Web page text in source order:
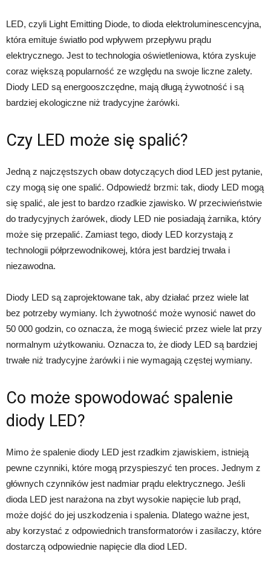
LED, czyli Light Emitting Diode, to dioda elektroluminescencyjna,
która emituje światło pod wpływem przepływu prądu
elektrycznego. Jest to technologia oświetleniowa, która zyskuje
coraz większą popularność ze względu na swoje liczne zalety.
Diody LED są energooszczędne, mają długą żywotność i są
bardziej ekologiczne niż tradycyjne żarówki.
Czy LED może się spalić?
Jedną z najczęstszych obaw dotyczących diod LED jest pytanie,
czy mogą się one spalić. Odpowiedź brzmi: tak, diody LED mogą
się spalić, ale jest to bardzo rzadkie zjawisko. W przeciwieństwie
do tradycyjnych żarówek, diody LED nie posiadają żarnika, który
może się przepalić. Zamiast tego, diody LED korzystają z
technologii półprzewodnikowej, która jest bardziej trwała i
niezawodna.
Diody LED są zaprojektowane tak, aby działać przez wiele lat
bez potrzeby wymiany. Ich żywotność może wynosić nawet do
50 000 godzin, co oznacza, że mogą świecić przez wiele lat przy
normalnym użytkowaniu. Oznacza to, że diody LED są bardziej
trwałe niż tradycyjne żarówki i nie wymagają częstej wymiany.
Co może spowodować spalenie
diody LED?
Mimo że spalenie diody LED jest rzadkim zjawiskiem, istnieją
pewne czynniki, które mogą przyspieszyć ten proces. Jednym z
głównych czynników jest nadmiar prądu elektrycznego. Jeśli
dioda LED jest narażona na zbyt wysokie napięcie lub prąd,
może dojść do jej uszkodzenia i spalenia. Dlatego ważne jest,
aby korzystać z odpowiednich transformatorów i zasilaczy, które
dostarczą odpowiednie napięcie dla diod LED.